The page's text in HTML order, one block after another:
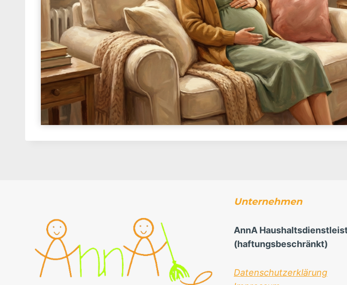
Unternehmen
AnnA
(haftungsbeschränkt)
Datenschutzerklärung